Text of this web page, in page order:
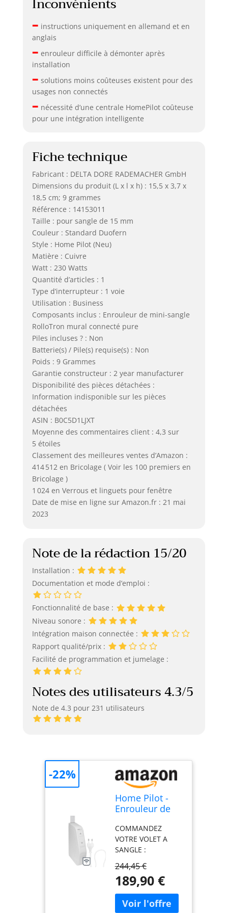
Inconvénients
– instructions uniquement en allemand et en
anglais
– enrouleur difficile à démonter après
installation
– solutions moins coûteuses existent pour des
usages non connectés
– nécessité d’une centrale HomePilot coûteuse
pour une intégration intelligente
Fiche technique
Fabricant : DELTA DORE RADEMACHER GmbH
Dimensions du produit (L x l x h) : 15,5 x 3,7 x
18,5 cm; 9 grammes
Référence : 14153011
Taille : pour sangle de 15 mm
Couleur : Standard Duofern
Style : Home Pilot (Neu)
Matière : Cuivre
Watt : 230 Watts
Quantité d’articles : 1
Type d’interrupteur : 1 voie
Utilisation : Business
Composants inclus : Enrouleur de mini-sangle
RolloTron mural connecté pure
Piles incluses ? : Non
Batterie(s) / Pile(s) requise(s) : Non
Poids : 9 Grammes
Garantie constructeur : 2 year manufacturer
Disponibilité des pièces détachées :
Information indisponible sur les pièces
détachées
ASIN : B0C5D1LJXT
Moyenne des commentaires client : 4,3 sur
5 étoiles
Classement des meilleures ventes d’Amazon :
414 512 en Bricolage ( Voir les 100 premiers en
Bricolage )
1 024 en Verrous et linguets pour fenêtre
Date de mise en ligne sur Amazon.fr : 21 mai
2023
Note de la rédaction 15/20
Installation :
Documentation et mode d’emploi :
Fonctionnalité de base :
Niveau sonore :
Intégration maison connectée :
Rapport qualité/prix :
Facilité de programmation et jumelage :
Notes des utilisateurs 4.3/5
Note de 4.3 pour 231 utilisateurs
Home Pilot -
Enrouleur de
mural Pure
connecté pour
commande de
volet roulant à
sangle.
Enrouleur volet
| Commande
vocale |
COMMANDEZ
VOTRE VOLET A
SANGLE :
PURE vous permet
de moderniser et
d'automatiser votre
volet roulant à
244,45 €
189,90 €
-22%